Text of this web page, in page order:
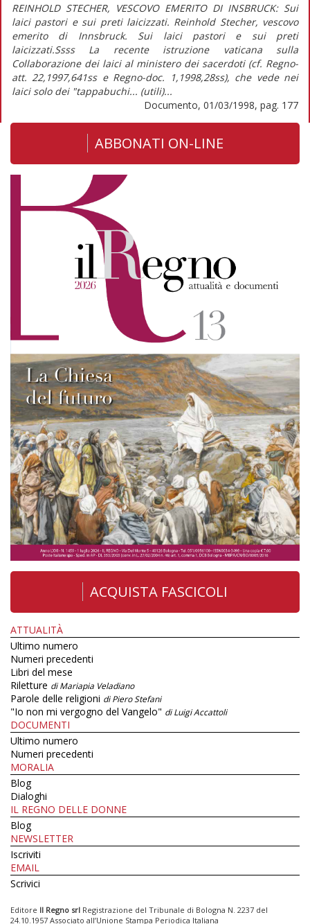
REINHOLD STECHER, VESCOVO EMERITO DI INSBRUCK: Sui
laici pastori e sui preti laicizzati. Reinhold Stecher, vescovo
emerito di Innsbruck. Sui laici pastori e sui preti
laicizzati.Ssss La recente istruzione vaticana sulla
Collaborazione dei laici al ministero dei sacerdoti (cf. Regno-
att. 22,1997,641ss e Regno-doc. 1,1998,28ss), che vede nei
laici solo dei "tappabuchi... (utili)...
Documento, 01/03/1998, pag. 177
ABBONATI ON-LINE
ACQUISTA FASCICOLI
ATTUALITÀ
Ultimo numero
Numeri precedenti
Libri del mese
Riletture di Mariapia Veladiano
Parole delle religioni di Piero Stefani
"Io non mi vergogno del Vangelo" di Luigi Accattoli
DOCUMENTI
Ultimo numero
Numeri precedenti
MORALIA
Blog
Dialoghi
IL REGNO DELLE DONNE
Blog
NEWSLETTER
Iscriviti
EMAIL
Scrivici
Editore Il Regno srl Registrazione del Tribunale di Bologna N. 2237 del
24.10.1957 Associato all’Unione Stampa Periodica Italiana